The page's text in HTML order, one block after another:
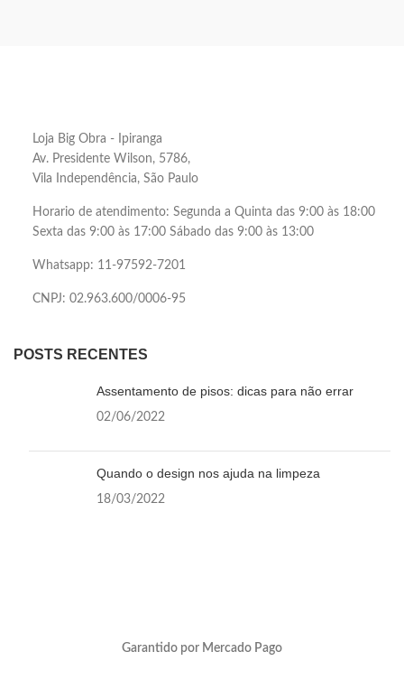
Loja Big Obra - Ipiranga
Av. Presidente Wilson, 5786,
Vila Independência, São Paulo
Horario de atendimento: Segunda a Quinta das 9:00 às 18:00
Sexta das 9:00 às 17:00 Sábado das 9:00 às 13:00
Whatsapp: 11-97592-7201
CNPJ: 02.963.600/0006-95
POSTS RECENTES
Assentamento de pisos: dicas para não errar
02/06/2022
Quando o design nos ajuda na limpeza
18/03/2022
Garantido por Mercado Pago